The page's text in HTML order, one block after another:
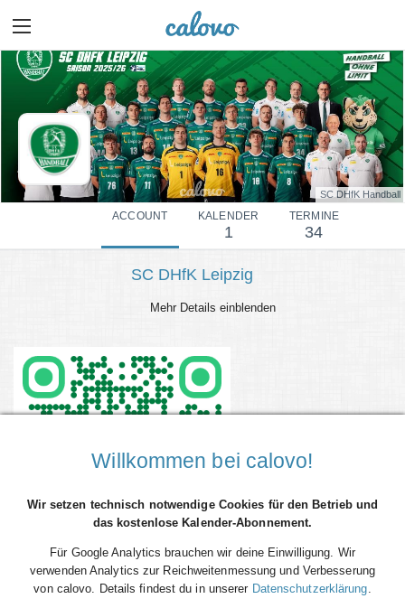
SC DHfK Handball
ACCOUNT KALENDER
1
TERMINE
34
SC DHfK Leipzig
Mehr Details einblenden
Willkommen bei calovo!
Wir setzen technisch notwendige Cookies für den Betrieb und
das kostenlose Kalender-Abonnement.
Für Google Analytics brauchen wir deine Einwilligung. Wir
verwenden Analytics zur Reichweitenmessung und Verbesserung
von calovo. Details findest du in unserer Datenschutzerklärung.